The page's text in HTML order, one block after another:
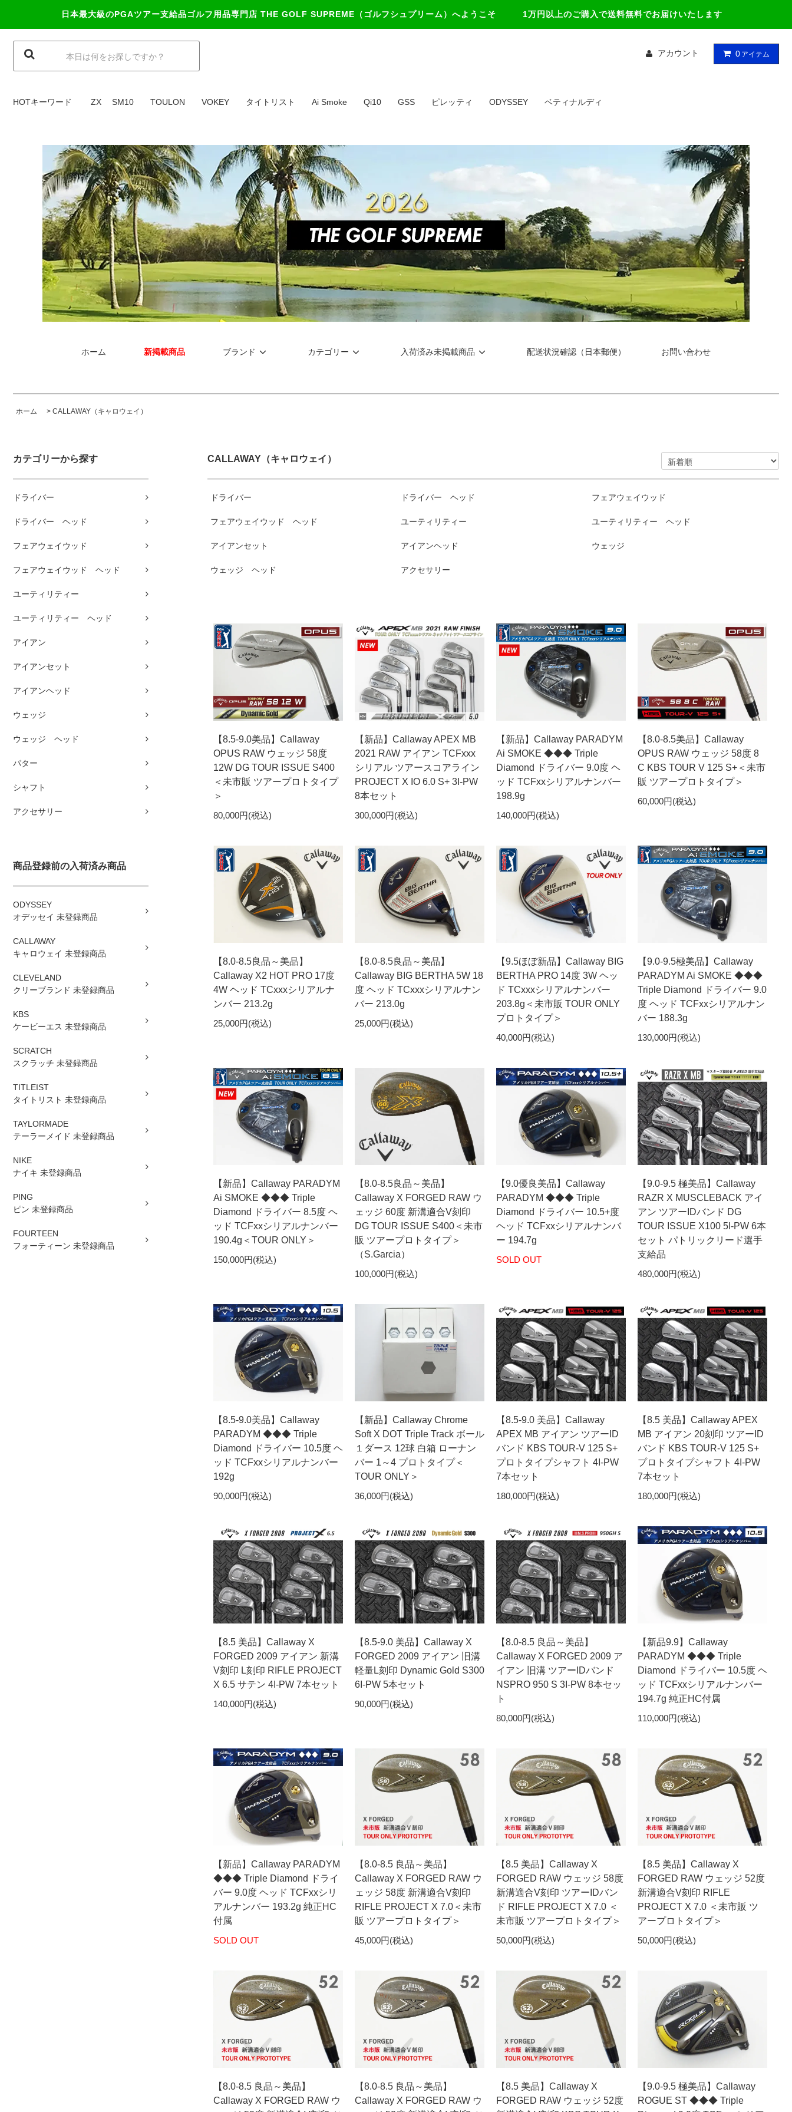
日本最大級のPGAツアー支給品ゴルフ用品専門店 THE GOLF SUPREME（ゴルフシュプリーム） へようこそ 1万円以上のご購入で送料無料でお届けいたします
アカウント 0 アイテム
HOTキーワード ZX SM10 TOULON VOKEY タイトリスト Ai Smoke Qi10 GSS ピレッティ ODYSSEY ベティナルディ
ホーム 新掲載商品 ブランド カテゴリー 入荷済み未掲載商品 配送状況確認（日本郵便） お問い合わせ
ホーム > CALLAWAY（キャロウェイ）
カテゴリーから探す
ドライバー
ドライバー ヘッド
フェアウェイウッド
フェアウェイウッド ヘッド
ユーティリティー
ユーティリティー ヘッド
アイアン
アイアンセット
アイアンヘッド
ウェッジ
ウェッジ ヘッド
パター
シャフト
アクセサリー
商品登録前の入荷済み商品
ODYSSEY
オデッセイ 未登録商品
CALLAWAY
キャロウェイ 未登録商品
CLEVELAND
クリーブランド 未登録商品
KBS
ケービーエス 未登録商品
SCRATCH
スクラッチ 未登録商品
TITLEIST
タイトリスト 未登録商品
TAYLORMADE
テーラーメイド 未登録商品
NIKE
ナイキ 未登録商品
PING
ピン 未登録商品
FOURTEEN
フォーティーン 未登録商品
CALLAWAY（キャロウェイ）
ドライバー ドライバー ヘッド フェアウェイウッド
フェアウェイウッド ヘッド ユーティリティー ユーティリティー ヘッド
アイアンセット アイアンヘッド ウェッジ
ウェッジ ヘッド アクセサリー
【8.5-9.0美品】Callaway
OPUS RAW ウェッジ 58度
12W DG TOUR ISSUE S400
＜未市販 ツアープロトタイプ
＞
80,000円(税込)
【新品】Callaway APEX MB
2021 RAW アイアン TCFxxx
シリアル ツアースコアライン
PROJECT X IO 6.0 S+ 3I-PW
8本セット
300,000円(税込)
【新品】Callaway PARADYM
Ai SMOKE ◆◆◆ Triple
Diamond ドライバー 9.0度 ヘ
ッド TCFxxシリアルナンバー
198.9g
140,000円(税込)
【8.0-8.5美品】Callaway
OPUS RAW ウェッジ 58度 8
C KBS TOUR V 125 S+＜未市
販 ツアープロトタイプ＞
60,000円(税込)
【8.0-8.5良品～美品】
Callaway X2 HOT PRO 17度
4W ヘッド TCxxxシリアルナ
ンバー 213.2g
25,000円(税込)
【8.0-8.5良品～美品】
Callaway BIG BERTHA 5W 18
度 ヘッド TCxxxシリアルナン
バー 213.0g
25,000円(税込)
【9.5ほぼ新品】Callaway BIG
BERTHA PRO 14度 3W ヘッ
ド TCxxxシリアルナンバー
203.8g＜未市販 TOUR ONLY
プロトタイプ＞
40,000円(税込)
【9.0-9.5極美品】Callaway
PARADYM Ai SMOKE ◆◆◆
Triple Diamond ドライバー 9.0
度 ヘッド TCFxxシリアルナン
バー 188.3g
130,000円(税込)
【新品】Callaway PARADYM
Ai SMOKE ◆◆◆ Triple
Diamond ドライバー 8.5度 ヘ
ッド TCFxxシリアルナンバー
190.4g＜TOUR ONLY＞
150,000円(税込)
【8.0-8.5良品～美品】
Callaway X FORGED RAW ウ
ェッジ 60度 新溝適合V刻印
DG TOUR ISSUE S400＜未市
販 ツアープロトタイプ＞
（S.Garcia）
100,000円(税込)
【9.0優良美品】Callaway
PARADYM ◆◆◆ Triple
Diamond ドライバー 10.5+度
ヘッド TCFxxシリアルナンバ
ー 194.7g
SOLD OUT
【9.0-9.5 極美品】Callaway
RAZR X MUSCLEBACK アイ
アン ツアーIDバンド DG
TOUR ISSUE X100 5I-PW 6本
セット パトリックリード選手
支給品
480,000円(税込)
【8.5-9.0美品】Callaway
PARADYM ◆◆◆ Triple
Diamond ドライバー 10.5度 ヘ
ッド TCFxxシリアルナンバー
192g
90,000円(税込)
【新品】Callaway Chrome
Soft X DOT Triple Track ボール
１ダース 12球 白箱 ローナン
バー 1～4 プロトタイプ＜
TOUR ONLY＞
36,000円(税込)
【8.5-9.0 美品】Callaway
APEX MB アイアン ツアーID
バンド KBS TOUR-V 125 S+
プロトタイプシャフト 4I-PW
7本セット
180,000円(税込)
【8.5 美品】Callaway APEX
MB アイアン 20刻印 ツアーID
バンド KBS TOUR-V 125 S+
プロトタイプシャフト 4I-PW
7本セット
180,000円(税込)
【8.5 美品】Callaway X
FORGED 2009 アイアン 新溝
V刻印 L刻印 RIFLE PROJECT
X 6.5 サテン 4I-PW 7本セット
140,000円(税込)
【8.5-9.0 美品】Callaway X
FORGED 2009 アイアン 旧溝
軽量L刻印 Dynamic Gold S300
6I-PW 5本セット
90,000円(税込)
【8.0-8.5 良品～美品】
Callaway X FORGED 2009 ア
イアン 旧溝 ツアーIDバンド
NSPRO 950 S 3I-PW 8本セッ
ト
80,000円(税込)
【新品9.9】Callaway
PARADYM ◆◆◆ Triple
Diamond ドライバー 10.5度 ヘ
ッド TCFxxシリアルナンバー
194.7g 純正HC付属
110,000円(税込)
【新品】Callaway PARADYM
◆◆◆ Triple Diamond ドライ
バー 9.0度 ヘッド TCFxxシリ
アルナンバー 193.2g 純正HC
付属
SOLD OUT
【8.0-8.5 良品～美品】
Callaway X FORGED RAW ウ
ェッジ 58度 新溝適合V刻印
RIFLE PROJECT X 7.0＜未市
販 ツアープロトタイプ＞
45,000円(税込)
【8.5 美品】Callaway X
FORGED RAW ウェッジ 58度
新溝適合V刻印 ツアーIDバン
ド RIFLE PROJECT X 7.0 ＜
未市販 ツアープロトタイプ＞
50,000円(税込)
【8.5 美品】Callaway X
FORGED RAW ウェッジ 52度
新溝適合V刻印 RIFLE
PROJECT X 7.0 ＜未市販 ツ
アープロトタイプ＞
50,000円(税込)
【8.0-8.5 良品～美品】
Callaway X FORGED RAW ウ
【8.0-8.5 良品～美品】
Callaway X FORGED RAW ウ
【8.5 美品】Callaway X
FORGED RAW ウェッジ 52度
【9.0-9.5 極美品】Callaway
ROGUE ST ◆◆◆ Triple